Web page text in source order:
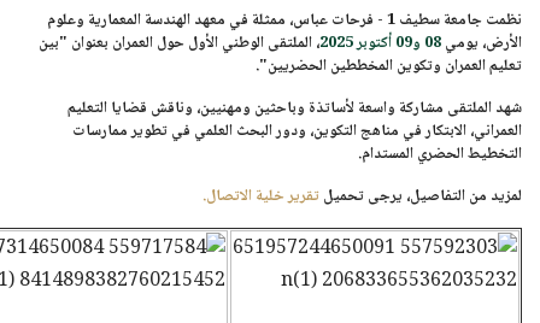
نظمت جامعة سطيف 1 - فرحات عباس
، ممثلة في معهد الهندسة المعمارية وعلوم
الأرض، يومي08 و09 أكتوبر 2025 ، الملتقى الوطني الأول حول العمران بعنوان "بين
تعليم العمران وتكوين المخططين الحضريين".
شهد الملتقى مشاركة واسعة لأساتذة وباحثين ومهنيين، وناقش قضايا التعليم
العمراني، الابتكار في مناهج التكوين، ودور البحث العلمي في تطوير ممارسات
التخطيط الحضري المستدام.
لمزيد من التفاصيل، يرجى تحميلتقرير خلية الاتصال.